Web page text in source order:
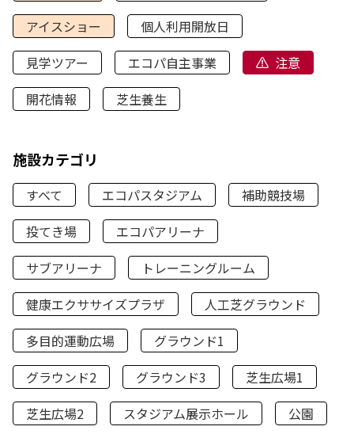
アイスショー
個人利用開放日
見学ツアー
エコパ自主事業
注意
開花情報
芝生養生
施設カテゴリ
すべて エコパスタジアム
補助競技場
投てき場
エコパアリーナ
サブアリーナ
トレーニングルーム
健康エクササイズプラザ
人工芝グラウンド
多目的運動広場
グラウンド1
グラウンド2
グラウンド3
芝生広場1
芝生広場2
スタジアム展示ホール
公園